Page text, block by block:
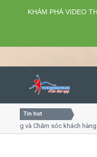
Close
Tin hot
sóc khách hàng chuyên
KHÁM PHÁ VIDEO